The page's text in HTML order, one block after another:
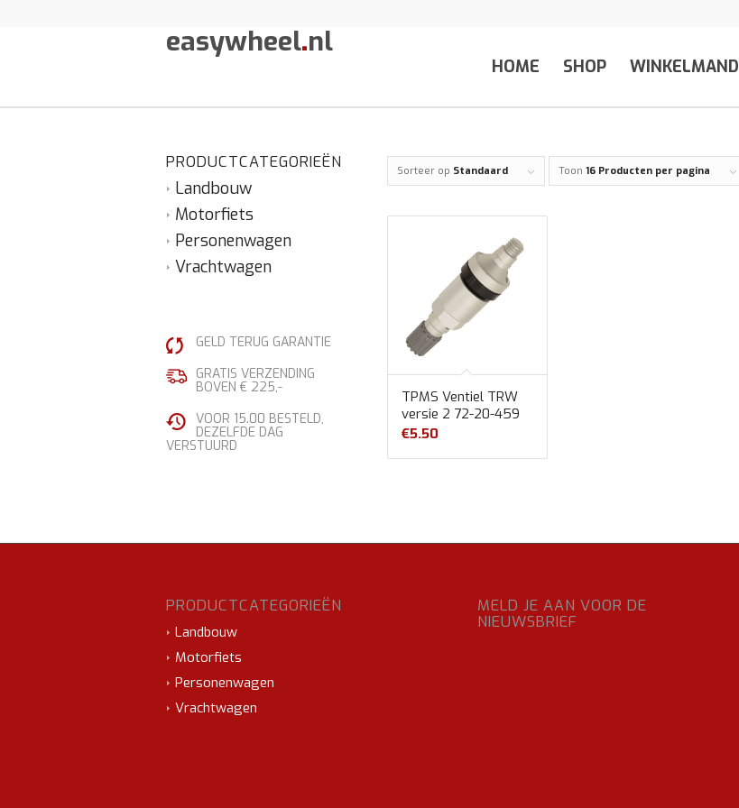
easywheel.nl
HOME SHOP WINKELMAND
Sorteer op Standaard Toon16 Producten per pagina
TPMS Ventiel TRW
versie 2 72-20-459
€5.50
PRODUCTCATEGORIEËN
Landbouw
Motorfiets
Personenwagen
Vrachtwagen
GELD TERUG GARANTIE
GRATIS VERZENDING
BOVEN € 225,-
VOOR 15.00 BESTELD,
DEZELFDE DAG
VERSTUURD
PRODUCTCATEGORIEËN
Landbouw
Motorfiets
Personenwagen
Vrachtwagen
MELD JE AAN VOOR DE
NIEUWSBRIEF